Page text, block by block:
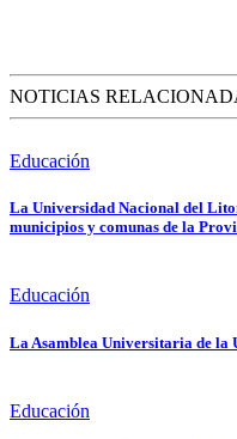
NOTICIAS
Educación
La Universidad Nacional del
municipios y comunas de la
Educación
La Asamblea Universitaria de
Educación